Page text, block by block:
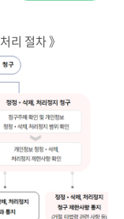
리 절차 》